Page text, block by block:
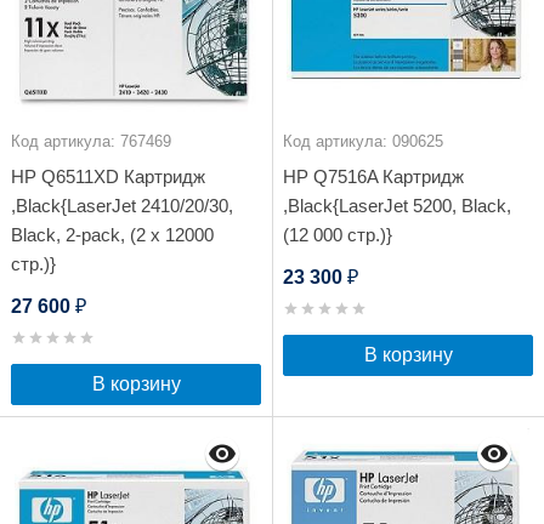
Код артикула: 767469
HP Q6511XD Картридж
,Black{LaserJet 2410/20/30,
Black, 2-pack, (2 x 12000
стр.)}
27 600 ₽
В корзину
Код артикула: 090625
HP Q7516A Картридж
,Black{LaserJet 5200, Black,
(12 000 стр.)}
23 300 ₽
В корзину